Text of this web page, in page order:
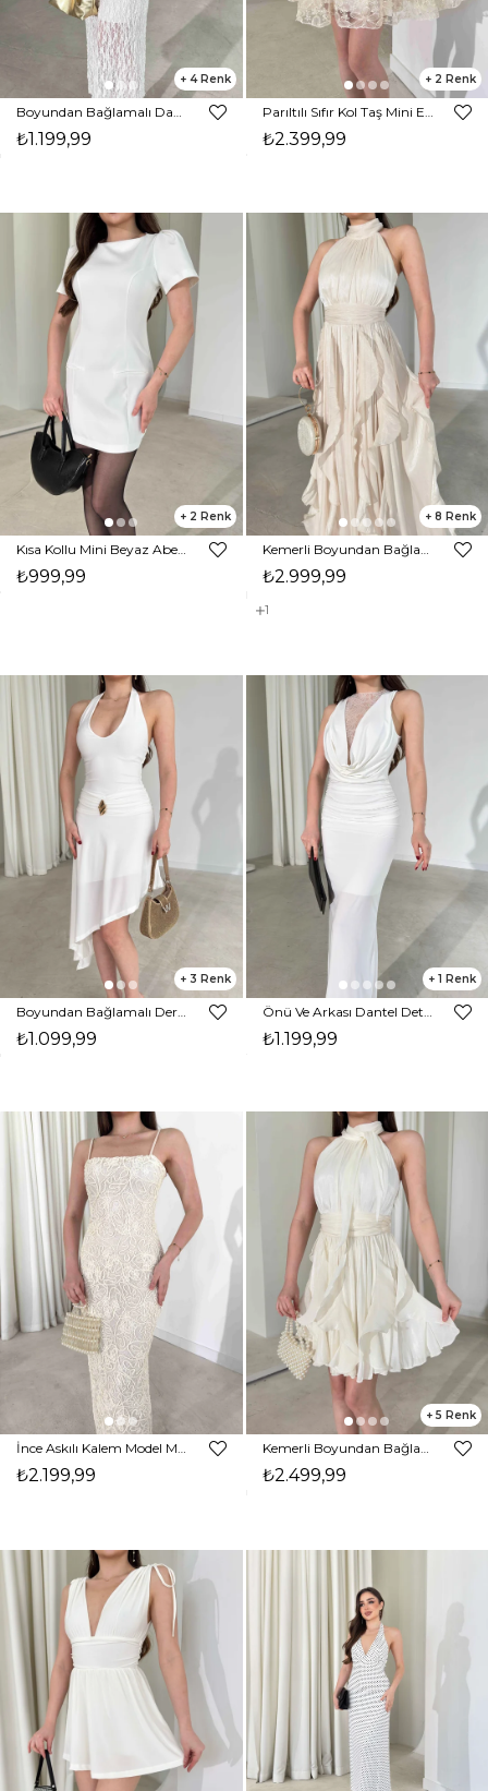
4
Boyundan Bağlamalı Dantelli Midi Boy Beyaz Kavroni Kadın Elbise 26Y267
₺1.199,99
2
Parıltılı Sıfır Kol Taş Mini Eden Kadın Elbise 26Y265
₺2.399,99
2
Kısa Kollu Mini Beyaz Abel Kadın Elbise 26Y198
₺999,99
8
Kemerli Boyundan Bağlamalı Maxi Ekru Preston Kadın Elbise 26Y211
₺2.999,99
1
3
Boyundan Bağlamalı Derin Yaka Asimetrik Detaylı Aksesuarlı Beyaz Randy Kadın Elbise 26Y196
₺1.099,99
1
Önü Ve Arkası Dantel Detaylı Degaje Yaka Maxi Beyaz Sarah Kadın Elbise 26Y197
₺1.199,99
İnce Askılı Kalem Model Midi Boy Ekru Jamya Kadın Elbise 26Y187
₺2.199,99
5
Kemerli Boyundan Bağlamalı Beyaz Mayra Kadın Elbise 26Y184
₺2.499,99